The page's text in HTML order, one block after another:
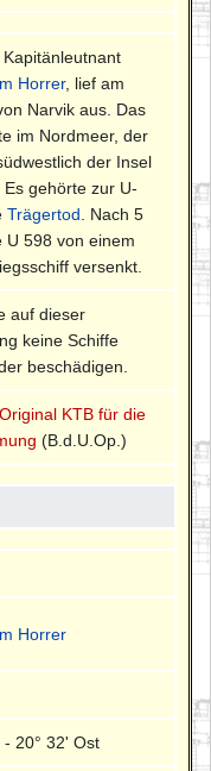
Horrer, lief am
Narvik aus. Das
im Nordmeer, der
der Insel
gehörte zur U-
Trägertod . Nach 5
U 598 von einem
versenkt.
auf dieser
keine Schiffe
beschädigen.
KTB für die
(B.d.U.Op.)
Horrer
20° 32' Ost